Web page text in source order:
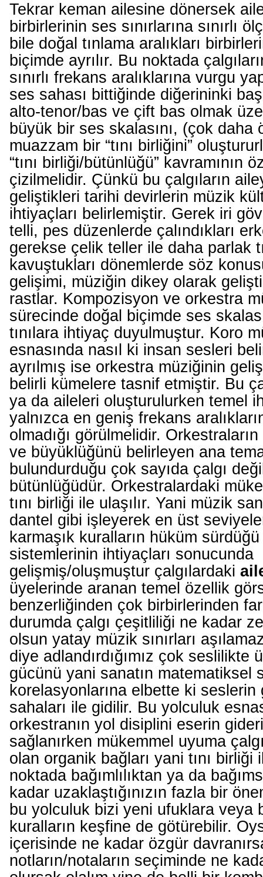
Tekrar keman ailesine dönersek
birbirlerinin ses sınırlarına sınırlı
bile doğal tınlama aralıkları
biçimde ayrılır. Bu noktada
sınırlı frekans aralıklarına vurgu
ses sahası bittiğinde diğerininki
alto-tenor/bas ve çift bas olmak
büyük bir ses skalasını, (çok daha
muazzam bir “tını birliğini”
“tını birliği/bütünlüğü” kavramının
çizilmelidir. Çünkü bu çalgıların
geliştikleri tarihi devirlerin müzik
ihtiyaçları belirlemiştir. Gerek iri
telli, pes düzenlerde çalındıkları
gerekse çelik teller ile daha parlak
kavuştukları dönemlerde söz
gelişimi, müziğin dikey olarak
rastlar. Kompozisyon ve orkestra
sürecinde doğal biçimde ses
tınılara ihtiyaç duyulmuştur. Koro
esnasında nasıl ki insan sesleri
ayrılmış ise orkestra müziğinin
belirli kümelere tasnif etmiştir. Bu
ya da aileleri oluşturulurken temel
yalnızca en geniş frekans
olmadığı görülmelidir.
ve büyüklüğünü belirleyen ana
bulundurduğu çok sayıda çalgı değil
bütünlüğüdür. Orkestralardaki
tını birliği ile ulaşılır. Yani müzik
dantel gibi işleyerek en üst
karmaşık kuralların hüküm
sistemlerinin ihtiyaçları sonucunda
gelişmiş/oluşmuştur çalgılardaki
üyelerinde aranan temel özellik
benzerliğinden çok birbirlerinden
durumda çalgı çeşitliliği ne kadar
olsun yatay müzik sınırları
diye adlandırdığımız çok seslilikte
gücünü yani sanatın matematiksel
korelasyonlarına elbette ki seslerin
sahaları ile gidilir. Bu yolculuk
orkestranın yol disiplini eserin
sağlanırken mükemmel uyuma
olan organik bağları yani tını birliği
noktada bağımlılıktan ya da
kadar uzaklaştığınızın fazla bir
bu yolculuk bizi yeni ufuklara veya
kuralların keşfine de götürebilir.
içerisinde ne kadar özgür
notların/notaların seçiminde ne